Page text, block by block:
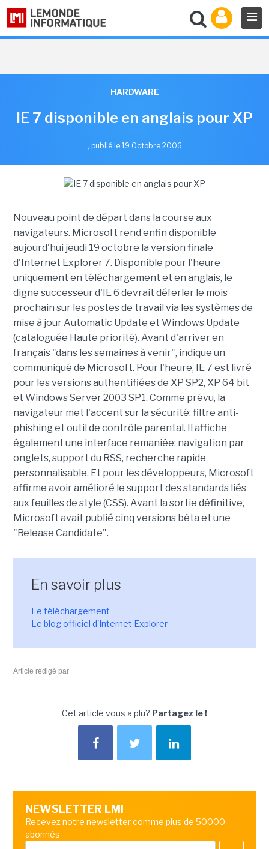
HARDWARE
IE 7 disponible en anglais pour XP
, publié le 19 Octobre 2006
Nouveau point de départ dans la course aux
navigateurs. Microsoft rend enfin disponible
aujourd'hui jeudi 19 octobre la version finale
d'Internet Explorer 7. Disponible pour l'heure
uniquement en téléchargement et en anglais, le
digne successeur d'IE 6 devrait déferler le mois
prochain sur les postes de travail via les systèmes de
mise à jour Automatic Update et Windows Update
(cataloguée Haute priorité). Avant d'arriver en
français "dans les semaines à venir", indique un
communiqué de Microsoft. Pour l'heure, IE 7 est livré
pour les versions authentifiées de XP SP2, XP 64 bit
et Windows Server 2003 SP1. Comme prévu, la
navigateur met l'accent sur la sécurité: filtre anti-
phishing et outil de contrôle parental. Il affiche
également une interface remaniée: navigation par
onglets, support du RSS, recherche rapide
personnalisable. Et pour les développeurs, Microsoft
affirme avoir amélioré le support des standards liés
aux feuilles de style (CSS). Avant la sortie définitive,
Microsoft avait publié cinq versions bêta et une
"Release Candidate".
En savoir plus
Le téléchargement
Le blog officiel d'Internet Explorer
Article rédigé par
Cet article vous a plu? Partagez le !
NEWSLETTER LMI
Recevez notre newsletter comme plus de 50000
abonnés